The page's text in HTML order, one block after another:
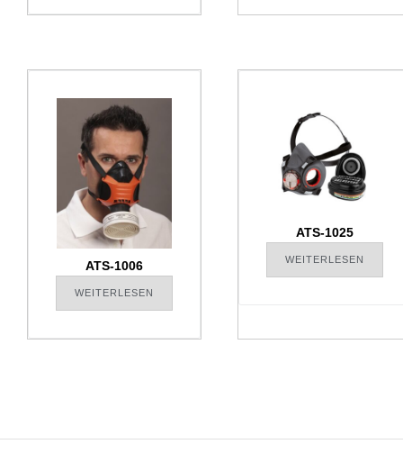
ATS-1006
WEITERLESEN
ATS-1025
WEITERLESEN